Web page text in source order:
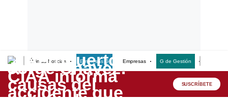
Últimas Noticias Empresas G Empresas G de Gestión
Lo último
Peru Quiosco SUSCRÍBETE